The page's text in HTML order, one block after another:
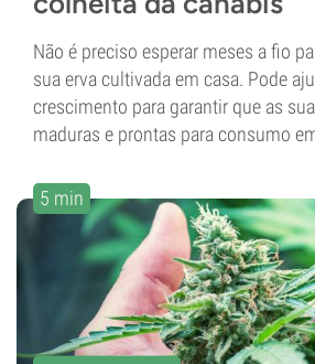
Não é preciso esperar meses a fio
sua erva cultivada em casa. Pode
crescimento para garantir que as
maduras e prontas para consumo
5 min